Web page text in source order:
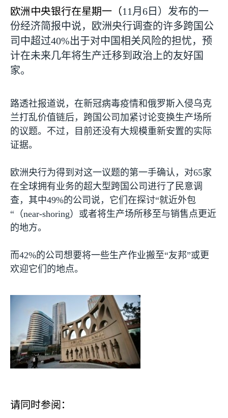
欧洲中央银行在星期一（11 月 6 日）发布的一
份经济简报中说，欧洲央行调查的许多跨国公
司中超过40%出于对中国相关风险的担忧，预
计在未来几年将生产迁移到政治上的友好国
家。
路透社报道说，在新冠病毒疫情和俄罗斯入侵乌克
兰打乱价值链后，跨国公司加紧讨论变换生产场所
的议题。不过，目前还没有大规模重新安置的实际
证据。
欧洲央行为得到对这一议题的第一手确认，对65家
在全球拥有业务的超大型跨国公司进行了民意调
查，其中49%的公司说，它们在探讨“就近外包
“（near-shoring）或者将生产场所移至与销售点更近
的地方。
而42%的公司想要将一些生产作业搬至“友邦”或更
欢迎它们的地点。
请同时参阅：